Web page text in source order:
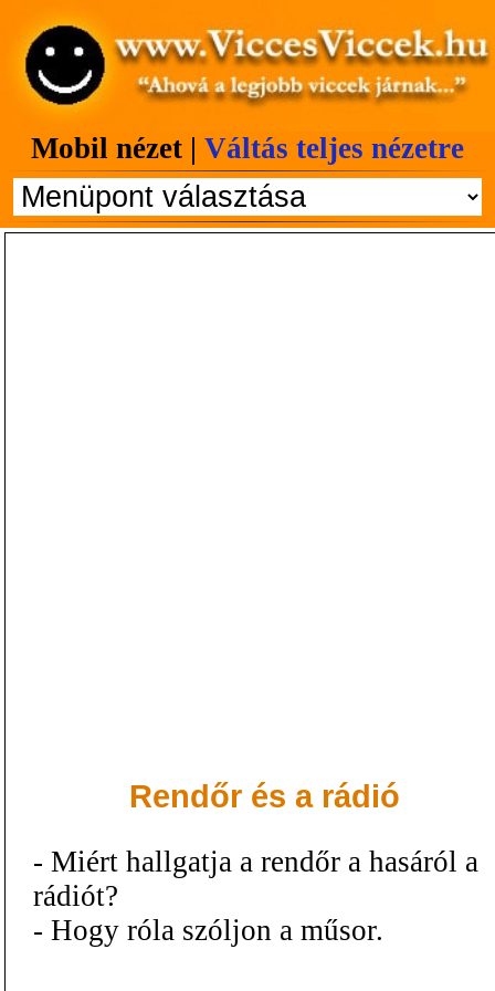
Mobil nézet | Váltás teljes nézetre
Rendőr és a rádió
- Miért hallgatja a rendőr a hasáról a
rádiót?
- Hogy róla szóljon a műsor.